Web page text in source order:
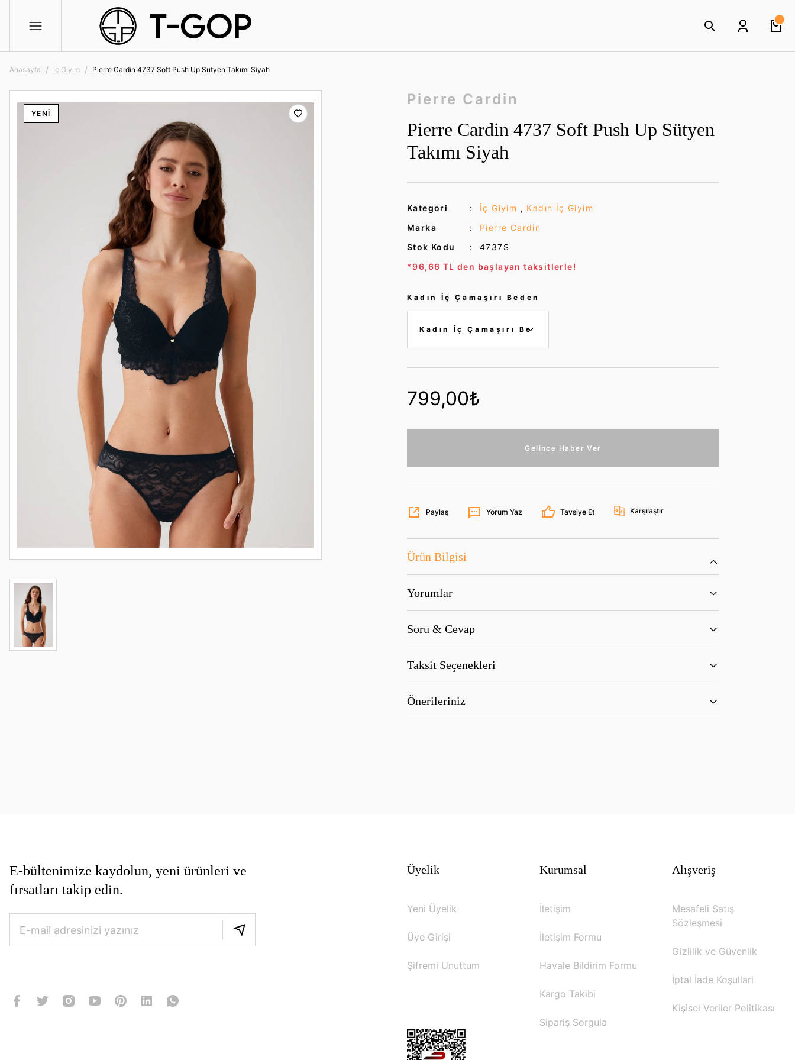
Anasayfa İç Giyim Pierre Cardin 4737 Soft Push Up Sütyen Takımı Siyah
YENİ
Pierre Cardin
Pierre Cardin 4737 Soft Push Up Sütyen
Takımı Siyah
Kategori İç Giyim , Kadın İç Giyim
Marka
Pierre Cardin
Stok Kodu
4737S
*96,66 TL den başlayan taksitlerle!
Kadın İç Çamaşırı Beden
799,00₺
Gelince Haber Ver
Paylaş Yorum Yaz Tavsiye Et Karşılaştır
Ürün Bilgisi
Yorumlar
Soru & Cevap
Taksit Seçenekleri
Önerileriniz
E-bültenimize kaydolun, yeni ürünleri ve
fırsatları takip edin.
Üyelik
Yeni Üyelik
Üye Girişi
Şifremi Unuttum
Kurumsal
İletişim
İletişim Formu
Havale Bildirim Formu
Kargo Takibi
Sipariş Sorgula
Alışveriş
Mesafeli Satış
Sözleşmesi
Gizlilik ve Güvenlik
İptal İade Koşullari
Kişisel Veriler Politikası